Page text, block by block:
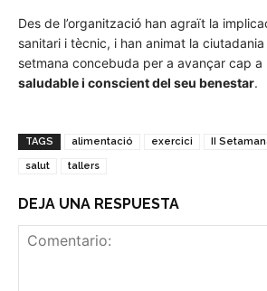
Des de l’organització han agraït la
sanitari i tècnic, i han animat la
setmana concebuda per a avançar cap a
saludable i conscient del seu benestar.
TAGS alimentació exercici II
salut tallers
DEJA UNA RESPUESTA